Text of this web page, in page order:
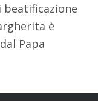
beatificazione
è
Papa